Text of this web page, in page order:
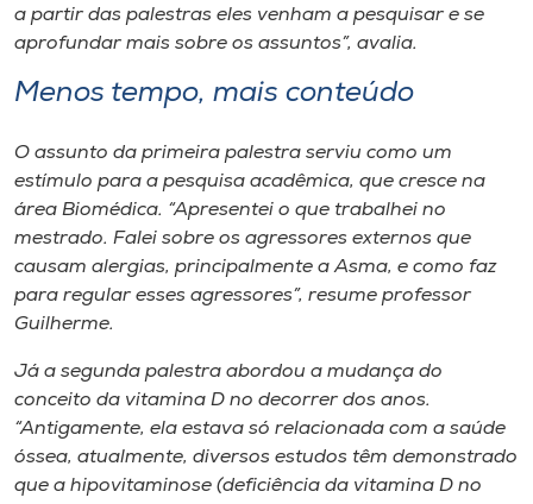
a partir das palestras eles venham a pesquisar e se
aprofundar mais sobre os assuntos”, avalia.
Menos tempo, mais conteúdo
O assunto da primeira palestra serviu como um
estímulo para a pesquisa acadêmica, que cresce na
área Biomédica. “Apresentei o que trabalhei no
mestrado. Falei sobre os agressores externos que
causam alergias, principalmente a Asma, e como faz
para regular esses agressores”, resume professor
Guilherme.
Já a segunda palestra abordou a mudança do
conceito da vitamina D no decorrer dos anos.
“Antigamente, ela estava só relacionada com a saúde
óssea, atualmente, diversos estudos têm demonstrado
que a hipovitaminose (deficiência da vitamina D no